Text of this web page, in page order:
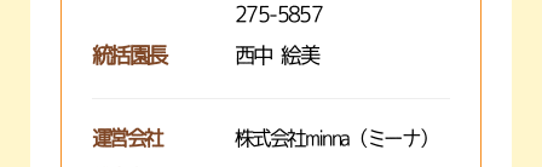
275-5857
統括園長
西中 絵美
運営会社 株式会社minna（ミーナ）